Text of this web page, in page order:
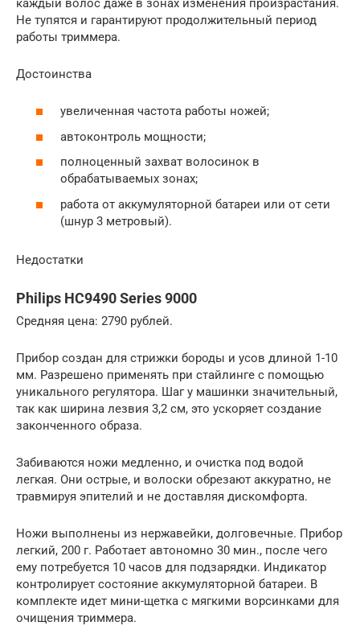
каждый волос даже в зонах изменения произрастания.
Не тупятся и гарантируют продолжительный период
работы триммера.
Достоинства
увеличенная частота работы ножей;
автоконтроль мощности;
полноценный захват волосинок в
обрабатываемых зонах;
работа от аккумуляторной батареи или от сети
(шнур 3 метровый).
Недостатки
Philips HC9490 Series 9000
Средняя цена: 2790 рублей.
Прибор создан для стрижки бороды и усов длиной 1-10
мм. Разрешено применять при стайлинге с помощью
уникального регулятора. Шаг у машинки значительный,
так как ширина лезвия 3,2 см, это ускоряет создание
законченного образа.
Забиваются ножи медленно, и очистка под водой
легкая. Они острые, и волоски обрезают аккуратно, не
травмируя эпителий и не доставляя дискомфорта.
Ножи выполнены из нержавейки, долговечные. Прибор
легкий, 200 г. Работает автономно 30 мин., после чего
ему потребуется 10 часов для подзарядки. Индикатор
контролирует состояние аккумуляторной батареи. В
комплекте идет мини-щетка с мягкими ворсинками для
очищения триммера.